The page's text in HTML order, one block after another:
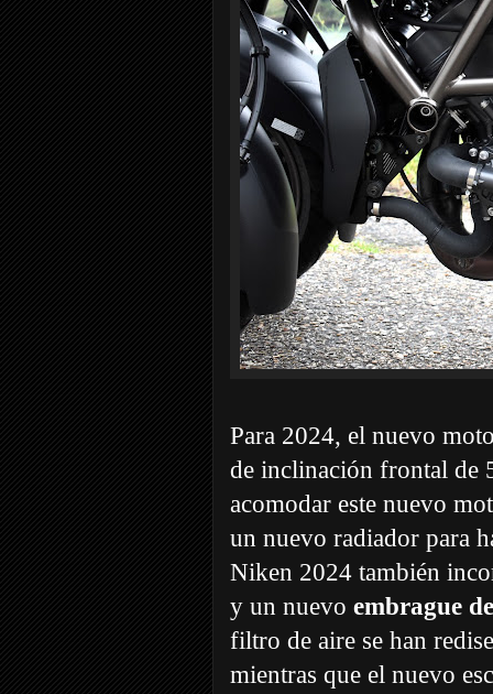
Para 2024, el nuevo
de inclinación frontal de
acomodar este nuevo
un nuevo radiador para
Niken 2024 también
y un nuevo embrague
filtro de aire se han
mientras que el nuevo